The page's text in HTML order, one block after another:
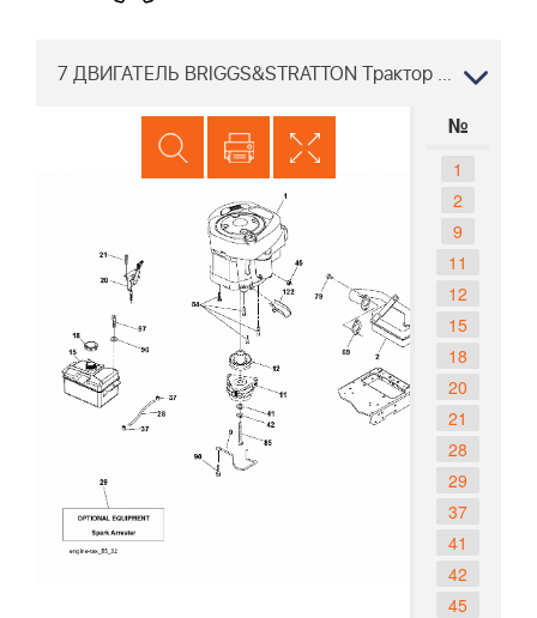
7 ДВИГАТЕЛЬ BRIGGS&STRATTON Трактор Хускварна CTH126 96051000801, 2011-07
№
1
2
9
11
12
15
18
20
21
28
29
37
41
42
45